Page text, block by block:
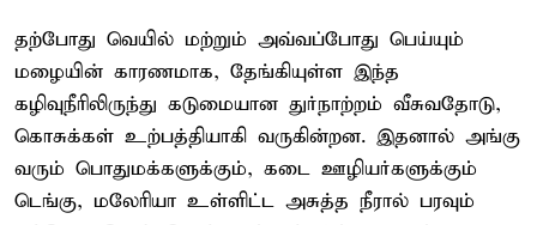
தற்போது வெயில் மற்றும் அவ்வப்போது பெய்யும்
மழையின் காரணமாக, தேங்கியுள்ள இந்த
கழிவுநீரிலிருந்து கடுமையான துர்நாற்றம் வீசுவதோடு,
கொசுக்கள் உற்பத்தியாகி வருகின்றன. இதனால் அங்கு
வரும் பொதுமக்களுக்கும், கடை ஊழியர்களுக்கும்
டெங்கு, மலேரியா உள்ளிட்ட அசுத்த நீரால் பரவும்